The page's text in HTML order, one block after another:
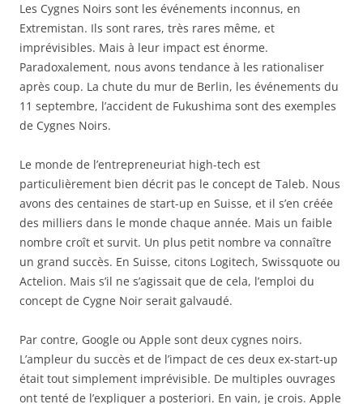
Les Cygnes Noirs sont les événements inconnus, en
Extremistan. Ils sont rares, très rares même, et
imprévisibles. Mais à leur impact est énorme.
Paradoxalement, nous avons tendance à les rationaliser
après coup. La chute du mur de Berlin, les événements du
11 septembre, l’accident de Fukushima sont des exemples
de Cygnes Noirs.
Le monde de l’entrepreneuriat high-tech est
particulièrement bien décrit pas le concept de Taleb. Nous
avons des centaines de start-up en Suisse, et il s’en créée
des milliers dans le monde chaque année. Mais un faible
nombre croît et survit. Un plus petit nombre va connaître
un grand succès. En Suisse, citons Logitech, Swissquote ou
Actelion. Mais s’il ne s’agissait que de cela, l’emploi du
concept de Cygne Noir serait galvaudé.
Par contre, Google ou Apple sont deux cygnes noirs.
L’ampleur du succès et de l’impact de ces deux ex-start-up
était tout simplement imprévisible. De multiples ouvrages
ont tenté de l’expliquer a posteriori. En vain, je crois. Apple